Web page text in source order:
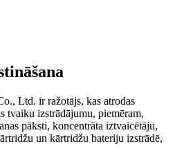
Ltd. ir ražotājs, kas atrodas
tvaiku izstrādājumu, piemēram,
pāksti, koncentrāta iztvaicētāju,
un kārtridžu bateriju izstrādē,